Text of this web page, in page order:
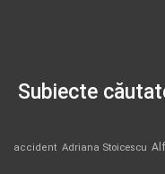
Subiecte
accident Adriana Stoicescu